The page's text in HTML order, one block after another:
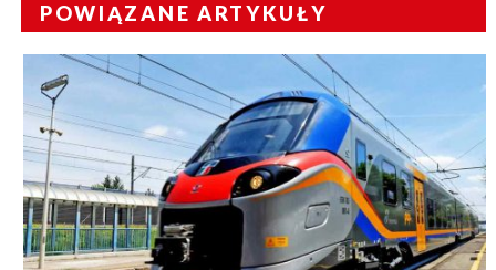
POWIĄZANE ARTYKUŁY